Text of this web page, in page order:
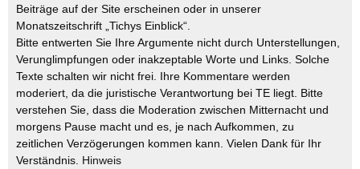
Beiträge auf der Site erscheinen oder in unserer
Monatszeitschrift „Tichys Einblick“.
Bitte entwerten Sie Ihre Argumente nicht durch Unterstellungen,
Verunglimpfungen oder inakzeptable Worte und Links. Solche
Texte schalten wir nicht frei. Ihre Kommentare werden
moderiert, da die juristische Verantwortung bei TE liegt. Bitte
verstehen Sie, dass die Moderation zwischen Mitternacht und
morgens Pause macht und es, je nach Aufkommen, zu
zeitlichen Verzögerungen kommen kann. Vielen Dank für Ihr
Verständnis. Hinweis